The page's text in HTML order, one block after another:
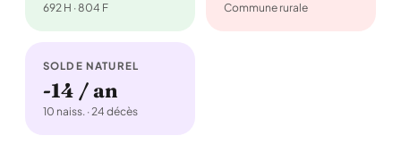
692 H · 804 F Commune rurale
SOLDE NATUREL
-14 / an
10 naiss. · 24 décès